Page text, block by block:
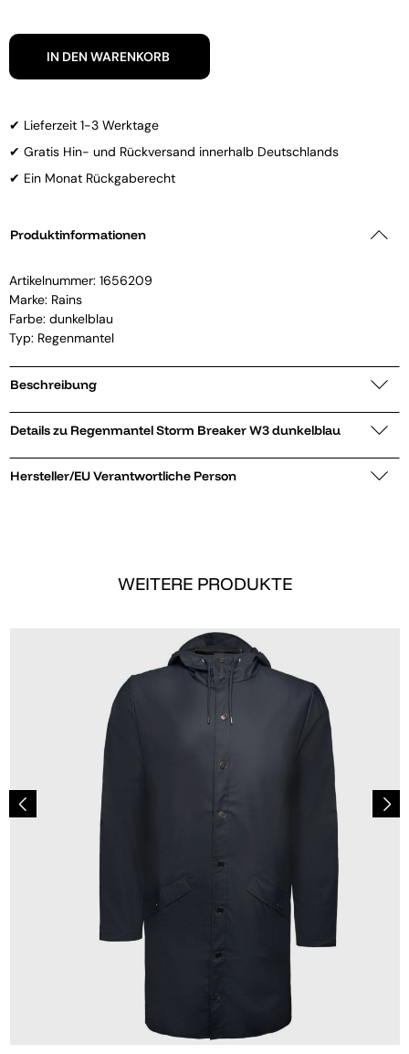
IN DEN WARENKORB
✔ Lieferzeit 1-3 Werktage
✔ Gratis Hin- und Rückversand innerhalb Deutschlands
✔ Ein Monat Rückgaberecht
Produktinformationen
Artikelnummer: 1656209
Marke: Rains
Farbe: dunkelblau
Typ: Regenmantel
Beschreibung
Details zu Regenmantel Storm Breaker W3 dunkelblau
Hersteller/EU Verantwortliche Person
WEITERE PRODUKTE